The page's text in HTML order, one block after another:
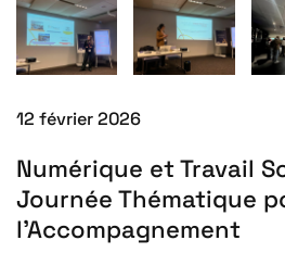
12 février 2026
Numérique et Travail
Journée Thématique
l’Accompagnement